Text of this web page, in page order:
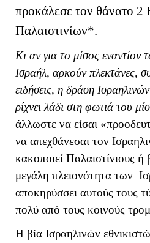
προκάλεσε τον θάνατο 2
Παλαιστινίων*.
Κι αν για το μίσος
Ισραήλ, αρκούν πλεκτάνες,
ειδήσεις, η δράση
ρίχνει λάδι στη φωτιά του
άλλωστε να είσαι
να απεχθάνεσαι τον
κακοποιεί Παλαιστίνιους ή
μεγάλη πλειονότητα των
αποκηρύσσει αυτούς τους
πολύ από τους κοινούς
Η βία Ισραηλινών